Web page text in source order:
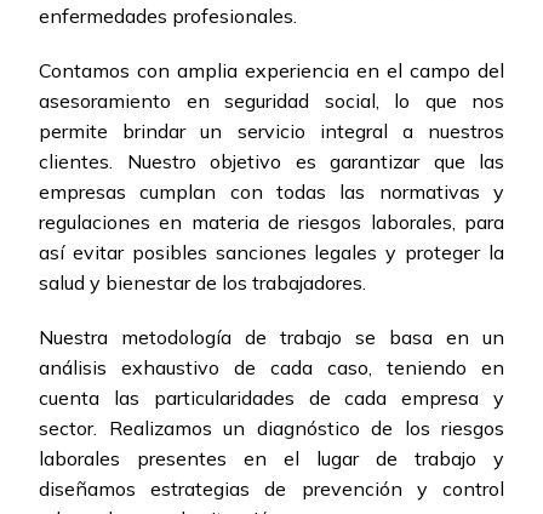
enfermedades profesionales.
Contamos con amplia experiencia en el campo del
asesoramiento en seguridad social, lo que nos
permite brindar un servicio integral a nuestros
clientes. Nuestro objetivo es garantizar que las
empresas cumplan con todas las normativas y
regulaciones en materia de riesgos laborales, para
así evitar posibles sanciones legales y proteger la
salud y bienestar de los trabajadores.
Nuestra metodología de trabajo se basa en un
análisis exhaustivo de cada caso, teniendo en
cuenta las particularidades de cada empresa y
sector. Realizamos un diagnóstico de los riesgos
laborales presentes en el lugar de trabajo y
diseñamos estrategias de prevención y control